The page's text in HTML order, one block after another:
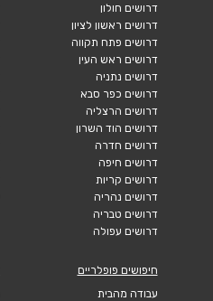
דרושים חולון
דרושים ראשון לציון
דרושים פתח תקווה
דרושים ראש העין
דרושים נתניה
דרושים כפר סבא
דרושים הרצליה
דרושים הוד השרון
דרושים חדרה
דרושים חיפה
דרושים קריות
דרושים נהריה
דרושים טבריה
דרושים עפולה
חיפושים פופלריים
עבודה מהבית